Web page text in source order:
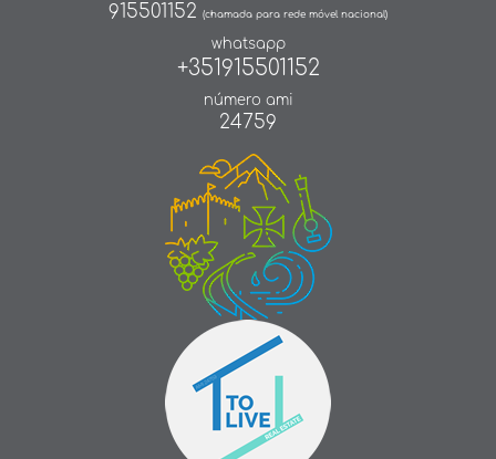
915501152 (chamada para rede móvel nacional)
whatsapp
+351915501152
número ami
24759